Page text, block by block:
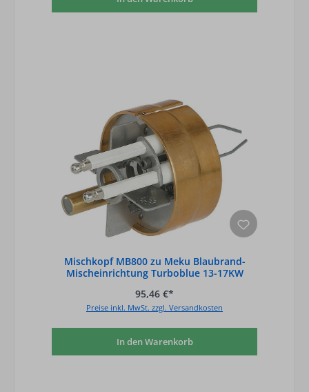
Mischkopf MB800 zu Meku Blaubrand-
Mischeinrichtung Turboblue 13-17KW
95,46 €*
Preise inkl. MwSt. zzgl. Versandkosten
In den Warenkorb